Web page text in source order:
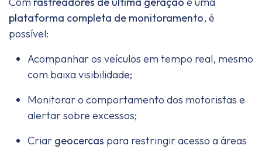
plataforma completa de monitoramento, é
possível:
Acompanhar os veículos em tempo real, mesmo
com baixa visibilidade;
Monitorar o comportamento dos motoristas e
alertar sobre excessos;
Criar geocercas para restringir acesso a áreas